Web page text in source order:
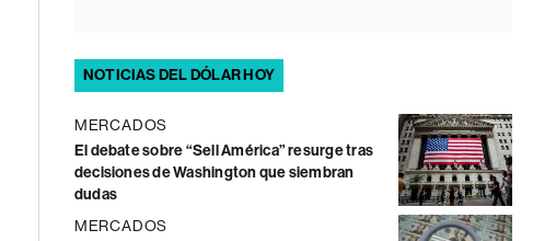
NOTICIAS DEL DÓLAR HOY
MERCADOS
El debate sobre “Sell América” resurge tras
decisiones de Washington que siembran
dudas
MERCADOS